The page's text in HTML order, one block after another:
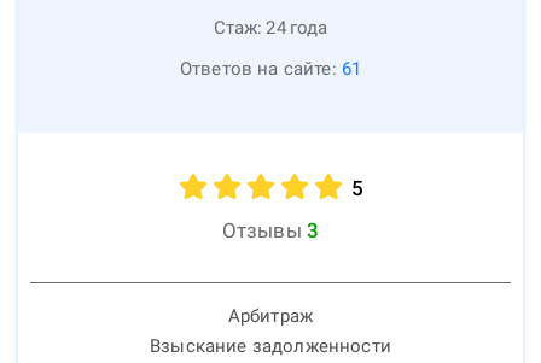
Стаж: 24 года
Ответов на сайте: 61
5
Отзывы 3
Арбитраж
Взыскание задолженности